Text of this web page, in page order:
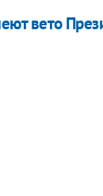
вето